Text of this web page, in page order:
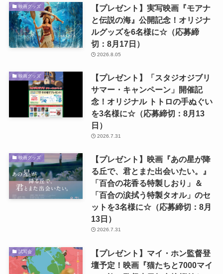
映画グッズ
【プレゼント】実写映画『モアナ
と伝説の海』公開記念！オリジナ
ルグッズを6名様に☆（応募締
切：8月17日）
2026.8.05
映画グッズ
【プレゼント】「スタジオジブリ
サマー・キャンペーン」開催記
念！オリジナル トトロの手ぬぐい
を3名様に☆（応募締切：8月13
日）
2026.7.31
映画グッズ
【プレゼント】映画『あの星が降
る丘で、君とまた出会いたい。』
「百合の花香る特製しおり」＆
「百合の涙拭う特製タオル」のセ
ットを3名様に☆（応募締切：8月
13日）
2026.7.31
試写会
【プレゼント】マイ・ホン監督登
壇予定！映画『猫たちと7000マイ